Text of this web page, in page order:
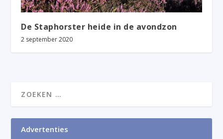
De Staphorster heide in de avondzon
2 september 2020
Advertenties